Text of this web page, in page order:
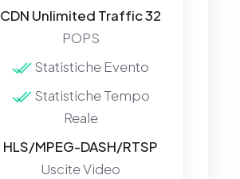
CDN Unlimited Traffic 32
POPS
Statistiche Evento
Statistiche Tempo
Reale
HLS/MPEG-DASH/RTSP
Uscite Video